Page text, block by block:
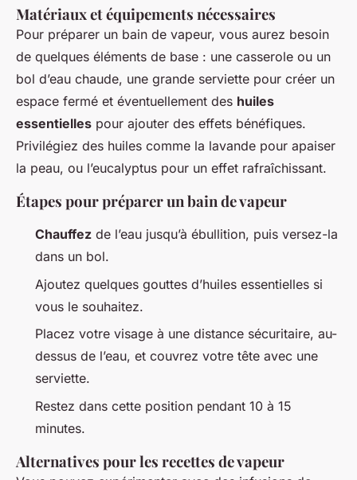
Matériaux et équipements nécessaires
Pour préparer un bain de vapeur, vous aurez besoin
de quelques éléments de base : une casserole ou un
bol d’eau chaude, une grande serviette pour créer un
espace fermé et éventuellement des huiles
essentielles pour ajouter des effets bénéfiques.
Privilégiez des huiles comme la lavande pour apaiser
la peau, ou l’eucalyptus pour un effet rafraîchissant.
Étapes pour préparer un bain de vapeur
Chauffez de l’eau jusqu’à ébullition, puis versez-la
dans un bol.
Ajoutez quelques gouttes d’huiles essentielles si
vous le souhaitez.
Placez votre visage à une distance sécuritaire, au-
dessus de l’eau, et couvrez votre tête avec une
serviette.
Restez dans cette position pendant 10 à 15
minutes.
Alternatives pour les recettes de vapeur